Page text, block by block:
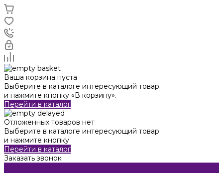
Ваша корзина пуста
Выберите в каталоге интересующий товар
и нажмите кнопку «В корзину».
Перейти в каталог
Отложенных товаров нет
Выберите в каталоге интересующий товар
и нажмите кнопку
Перейти в каталог
Заказать звонок